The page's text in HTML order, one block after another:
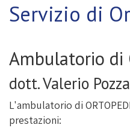
Servizio di
Ambulatorio di
dott. Valerio Pozza
L'ambulatorio di
prestazioni: